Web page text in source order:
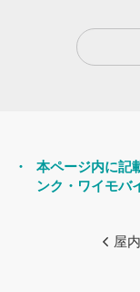
・
本ページ内に記
ンク・ワイモバ
屋